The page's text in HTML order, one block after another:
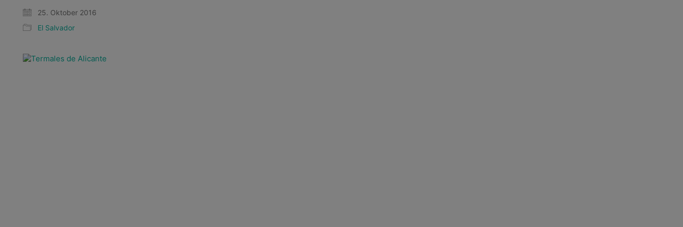
25. Oktober 2016
El Salvador